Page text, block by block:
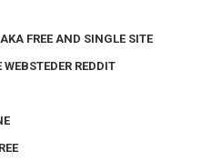
FREE AND SINGLE SITE
REDDIT